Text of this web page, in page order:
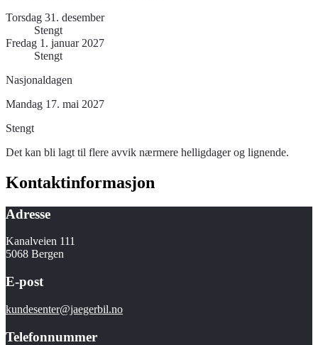
Torsdag 31. desember
Stengt
Fredag 1. januar 2027
Stengt
Nasjonaldagen
Mandag 17. mai 2027
Stengt
Det kan bli lagt til flere avvik nærmere helligdager og lignende.
Kontaktinformasjon
Adresse
Kanalveien 111
5068 Bergen
E-post
kundesenter@jaegerbil.no
Telefonnummer